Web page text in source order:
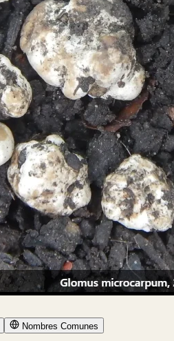
Nombres Comunes